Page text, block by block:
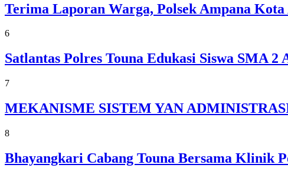
Terima Laporan Warga, Polsek Ampana
6
Satlantas Polres Touna Edukasi Siswa SMA
7
MEKANISME SISTEM YAN
8
Bhayangkari Cabang Touna Bersama Klinik